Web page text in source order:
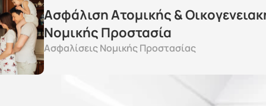
Ασφάλιση Ατομικής &
Νομικής Προστασία
Ασφαλίσεις Νομικής Προστασίας